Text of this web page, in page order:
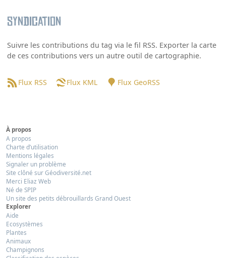
Syndication
Suivre les contributions du tag via le fil RSS. Exporter la carte
de ces contributions vers un autre outil de cartographie.
Flux RSS Flux KML Flux GeoRSS
À propos
A propos
Charte d’utilisation
Mentions légales
Signaler un problème
Site clôné sur Géodiversité.net
Merci Eliaz Web
Né de SPIP
Un site des petits débrouillards Grand Ouest
Explorer
Aide
Ecosystèmes
Plantes
Animaux
Champignons